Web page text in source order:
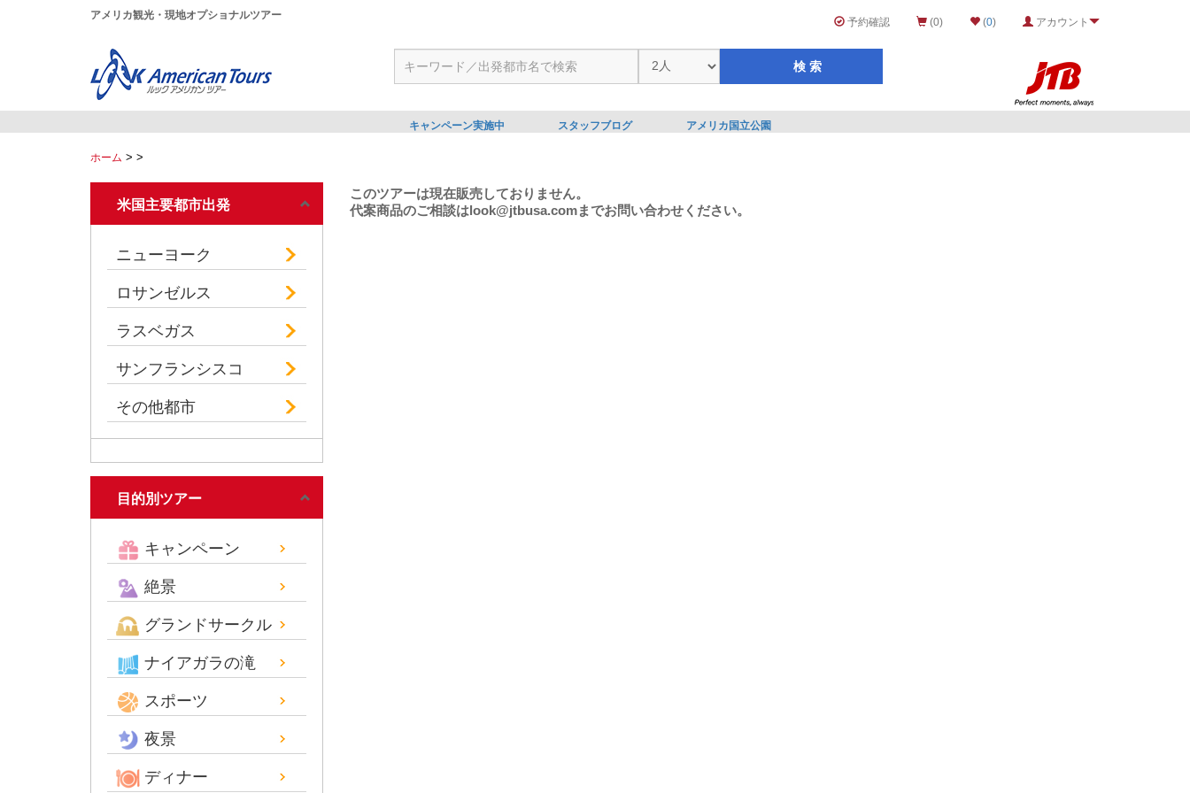
アメリカ観光・現地オプショナルツアー
予約確認 (0) (0) アカウント
キャンペーン実施中 スタッフブログ アメリカ国立公園
ホーム > >
米国主要都市出発
ニューヨーク
ロサンゼルス
ラスベガス
サンフランシスコ
その他都市
目的別ツアー
キャンペーン
絶景
グランドサークル
ナイアガラの滝
スポーツ
夜景
ディナー
このツアーは現在販売しておりません。
代案商品のご相談はlook@jtbusa.comまでお問い合わせください。